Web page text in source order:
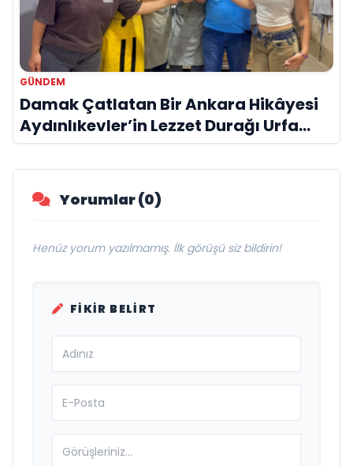
GÜNDEM
Damak Çatlatan Bir Ankara Hikâyesi
Aydınlıkevler’in Lezzet Durağı Urfa
Damak
Yorumlar (0)
Henüz yorum yazılmamış. İlk görüşü siz bildirin!
FIKIR BELIRT